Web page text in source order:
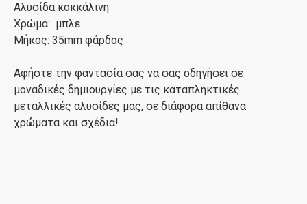
Αλυσίδα κοκκάλινη
Χρώμα: μπλε
Μήκος: 35mm φάρδος
Αφήστε την φαντασία σας να σας οδηγήσει σε
μοναδικές δημιουργίες με τις καταπληκτικές
μεταλλικές αλυσίδες μας, σε διάφορα απίθανα
χρώματα και σχέδια!